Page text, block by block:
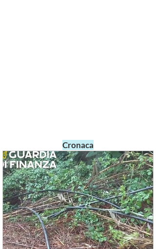
Cronaca